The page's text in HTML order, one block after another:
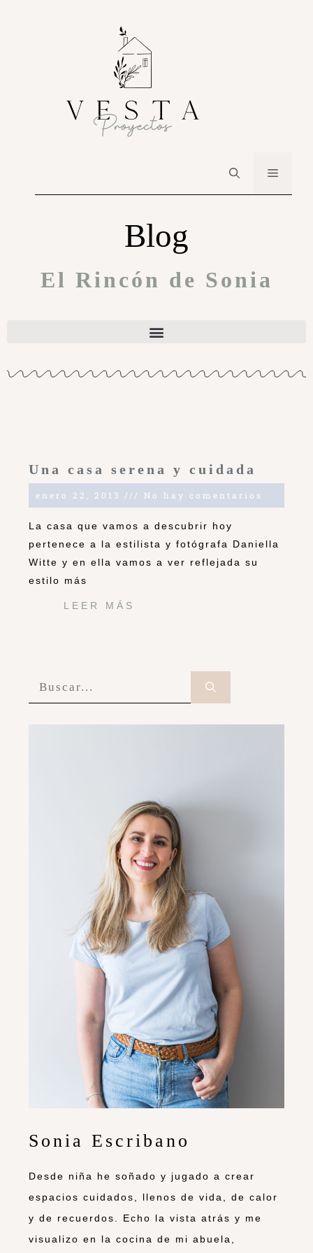
Blog
El Rincón de Sonia
Una casa serena y cuidada
enero 22, 2013 No hay comentarios
La casa que vamos a descubrir hoy
pertenece a la estilista y fotógrafa Daniella
Witte y en ella vamos a ver reflejada su
estilo más
LEER MÁS
Sonia Escribano
Desde niña he soñado y jugado a crear
espacios cuidados, llenos de vida, de calor
y de recuerdos. Echo la vista atrás y me
visualizo en la cocina de mi abuela,